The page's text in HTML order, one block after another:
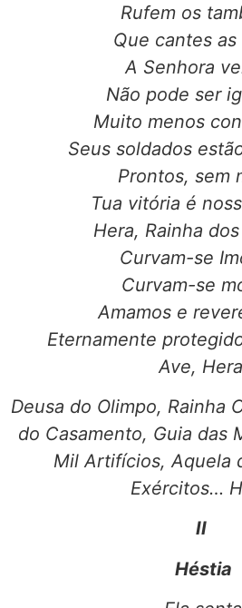
Rufem os
Que cantes as
A Senhora
Não pode ser
Muito menos
Seus soldados
Prontos, sem
Tua vitória é
Hera, Rainha
Curvam-se
Curvam-se
Amamos e
Eternamente
Ave,
Deusa do Olimpo, Rainha
do Casamento, Guia das
Mil Artifícios, Aquela
Exércitos…
II
Héstia